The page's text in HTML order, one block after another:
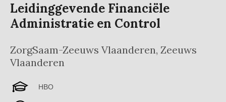
Leidinggevende Financiële
Administratie en Control
ZorgSaam-Zeeuws Vlaanderen, Zeeuws
Vlaanderen
HBO